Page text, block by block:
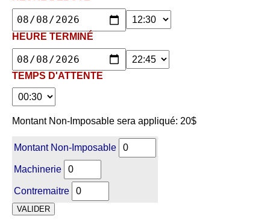
HEURE TERMINÉ
TEMPS D'ATTENTE
Montant Non-Imposable sera appliqué: 20$
Montant Non-Imposable
Machinerie
Contremaitre
VALIDER